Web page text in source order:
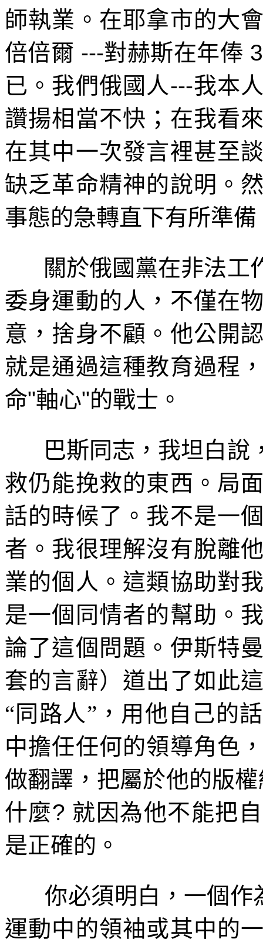
師執業。在耶拿市的大
倍倍爾 ---對赫斯在年俸
已。我們俄國人---我本
讚揚相當不快；在我看
在其中一次發言裡甚至
缺乏革命精神的說明。
事態的急轉直下有所準備
關於俄國黨在非法工
委身運動的人，不僅在
意，捨身不顧。他公開
就是通過這種教育過程
命"軸心"的戰士。
巴斯同志，我坦白說
救仍能挽救的東西。局
話的時候了。我不是一
者。我很理解沒有脫離
業的個人。這類協助對
是一個同情者的幫助。
論了這個問題。伊斯特
套的言辭）道出了如此
“同路人”，用他自己的
中擔任任何的領導角色
做翻譯，把屬於他的版
什麼? 就因為他不能把
是正確的。
你必須明白，一個作
運動中的領袖或其中的